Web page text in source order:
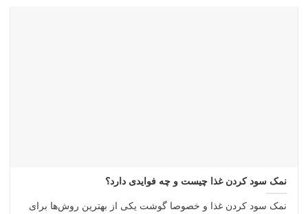
نمک سود کردن غذا چیست و چه فوایدی دارد؟
نمک سود کردن غذا و خصوصا گوشت یکی از بهترین روش‌ها برای